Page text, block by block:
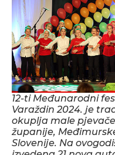
12-ti Međunarodni
Varaždin 2024. je
okuplja male
županije,
Slovenije. Na